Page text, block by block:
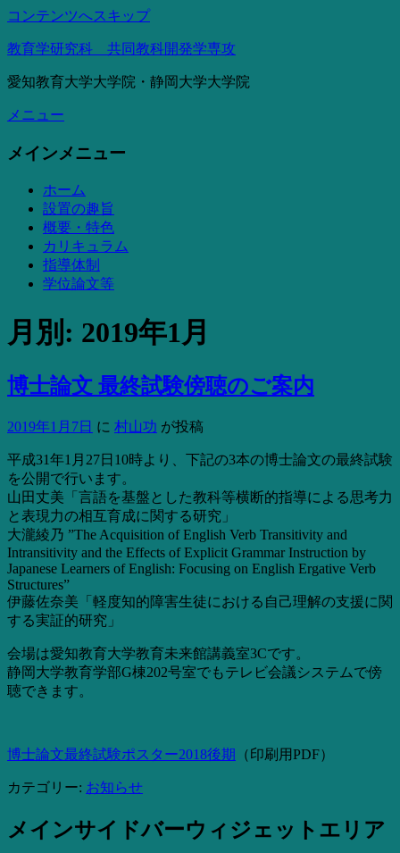
コンテンツへスキップ
教育学研究科 共同教科開発学専攻
愛知教育大学大学院・静岡大学大学院
メニュー
メインメニュー
ホーム
設置の趣旨
概要・特色
カリキュラム
指導体制
学位論文等
月別: 2019年1月
博士論文 最終試験傍聴のご案内
2019年1月7日 に 村山功 が投稿
平成31年1月27日10時より、下記の3本の博士論文の最終試験
を公開で行います。
山田丈美「言語を基盤とした教科等横断的指導による思考力
と表現力の相互育成に関する研究」
大瀧綾乃 ”The Acquisition of English Verb Transitivity and
Intransitivity and the Effects of Explicit Grammar Instruction by
Japanese Learners of English: Focusing on English Ergative Verb
Structures”
伊藤佐奈美「軽度知的障害生徒における自己理解の支援に関
する実証的研究」
会場は愛知教育大学教育未来館講義室3Cです。
静岡大学教育学部G棟202号室でもテレビ会議システムで傍
聴できます。
博士論文最終試験ポスター2018後期 （印刷用PDF）
カテゴリー: お知らせ
メインサイドバーウィジェットエリア